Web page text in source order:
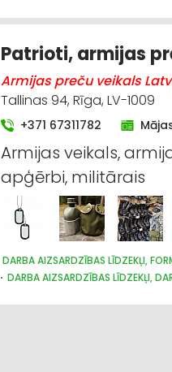
Patrioti, armijas
Armijas preču veikals
Tallinas 94, Rīga, LV-1009
+371 67311782
Armijas veikals,
apģērbi, militārais
DARBA AIZSARDZĪBAS LĪDZEKĻI,
DARBA AIZSARDZĪBAS LĪDZEKĻI,